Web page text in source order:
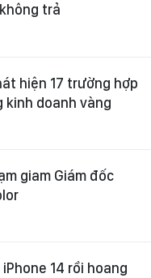
trả
hiện 17 trường hợp
kinh doanh vàng
giam Giám đốc
14 rồi hoang